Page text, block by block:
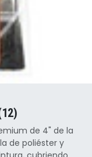
de 4" de la
de poliéster y